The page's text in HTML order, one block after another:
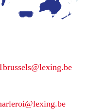
brussels@lexing.be